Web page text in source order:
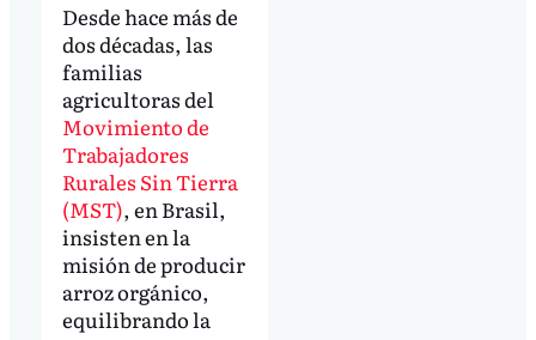
Desde hace más de
dos décadas, las
familias
agricultoras del
Movimiento de
Trabajadores
Rurales Sin Tierra
(MST), en Brasil,
insisten en la
misión de producir
arroz orgánico,
equilibrando la